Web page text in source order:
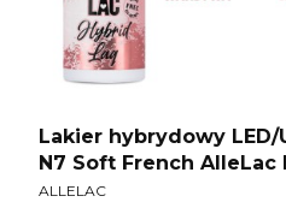
Lakier hybrydowy LED/
N7 Soft French AlleLac
6g
PRODUCENT
ALLELAC